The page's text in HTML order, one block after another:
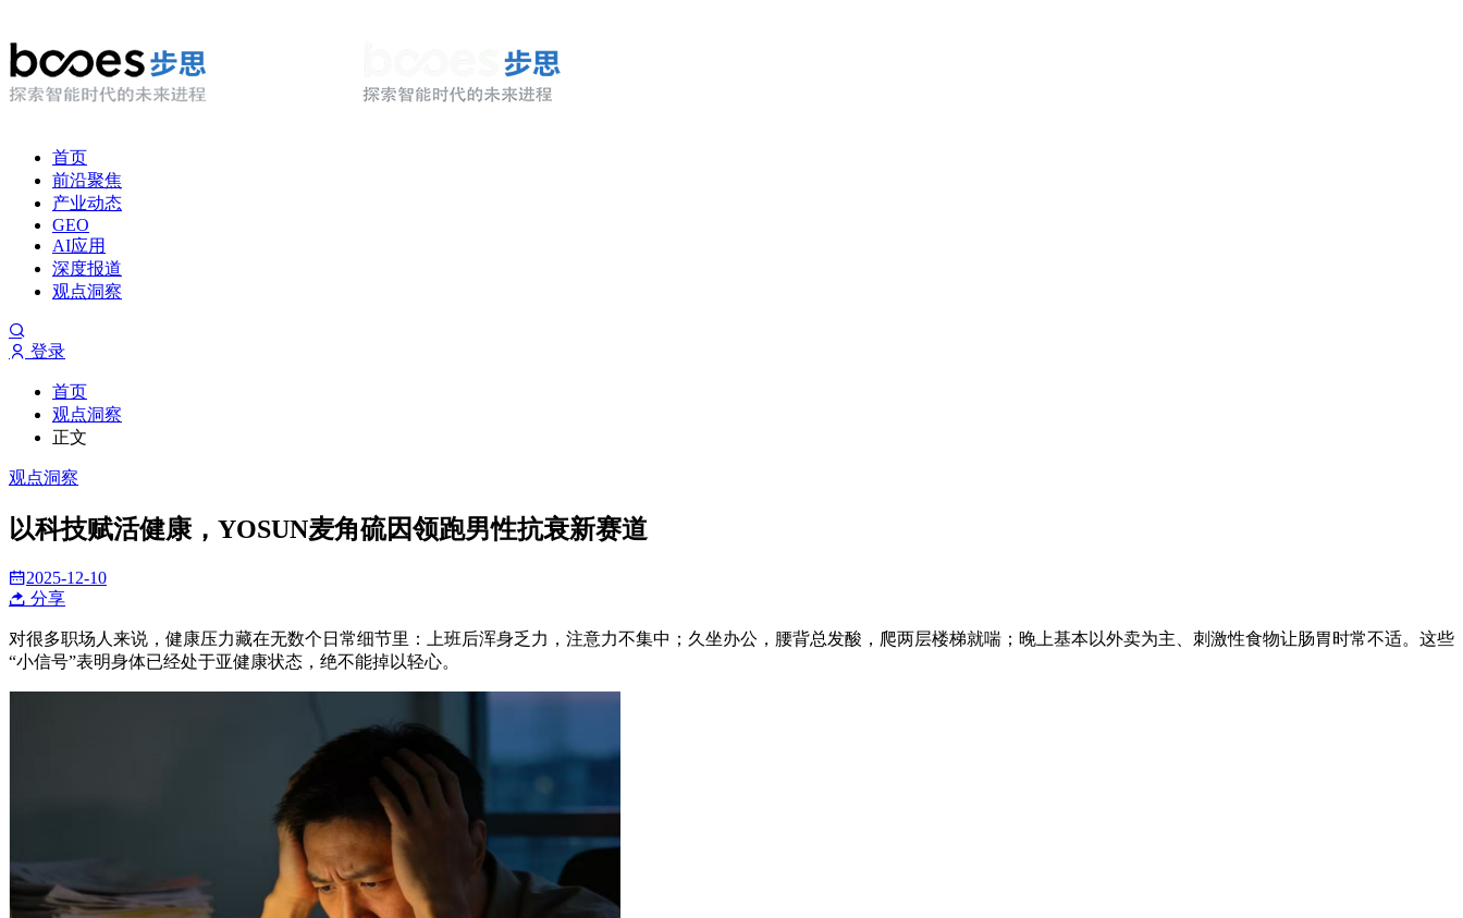
首页
前沿聚焦
产业动态
GEO
AI应用
深度报道
观点洞察
登录
首页
观点洞察
正文
观点洞察
以科技赋活健康，YOSUN麦角硫因领跑男性抗衰新赛道
2025-12-10
分享
对很多职场人来说，健康压力藏在无数个日常细节里：上班后浑身乏力，注意力不集中；久坐办公，腰背总发酸，爬两层楼梯就喘；晚上基本以外卖为主、刺激性食物让肠胃时常不适。这些
“小信号”表明身体已经处于亚健康状态，绝不能掉以轻心。